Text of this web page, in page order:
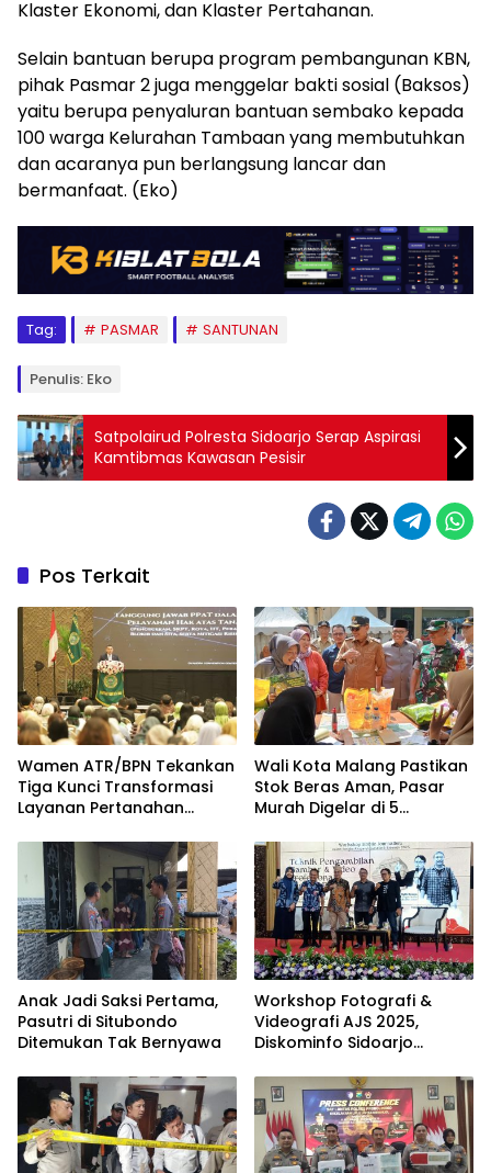
Klaster Ekonomi, dan Klaster Pertahanan.
Selain bantuan berupa program pembangunan KBN,
pihak Pasmar 2 juga menggelar bakti sosial (Baksos)
yaitu berupa penyaluran bantuan sembako kepada
100 warga Kelurahan Tambaan yang membutuhkan
dan acaranya pun berlangsung lancar dan
bermanfaat. (Eko)
Tag: PASMAR SANTUNAN
Penulis: Eko
Satpolairud Polresta Sidoarjo Serap Aspirasi
Kamtibmas Kawasan Pesisir
Pos Terkait
Wamen ATR/BPN Tekankan
Tiga Kunci Transformasi
Layanan Pertanahan
IPPAT
Wali Kota Malang Pastikan
Stok Beras Aman, Pasar
Murah Digelar di 5
Anak Jadi Saksi Pertama,
Pasutri di Situbondo
Ditemukan Tak Bernyawa
Workshop Fotografi &
Videografi AJS 2025,
Diskominfo Sidoarjo
Angkat Sejarah dan
Budaya